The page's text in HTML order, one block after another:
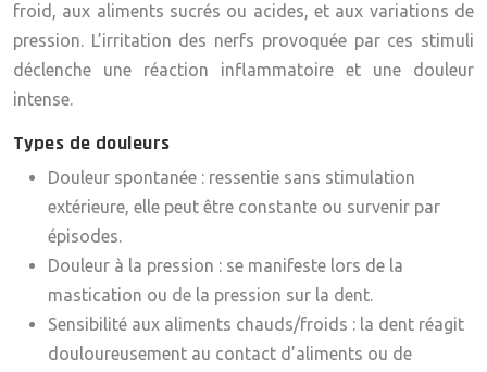
froid, aux aliments sucrés ou acides, et aux variations de
pression. L’irritation des nerfs provoquée par ces stimuli
déclenche une réaction inflammatoire et une douleur
intense.
Types de douleurs
Douleur spontanée : ressentie sans stimulation
extérieure, elle peut être constante ou survenir par
épisodes.
Douleur à la pression : se manifeste lors de la
mastication ou de la pression sur la dent.
Sensibilité aux aliments chauds/froids : la dent réagit
douloureusement au contact d’aliments ou de